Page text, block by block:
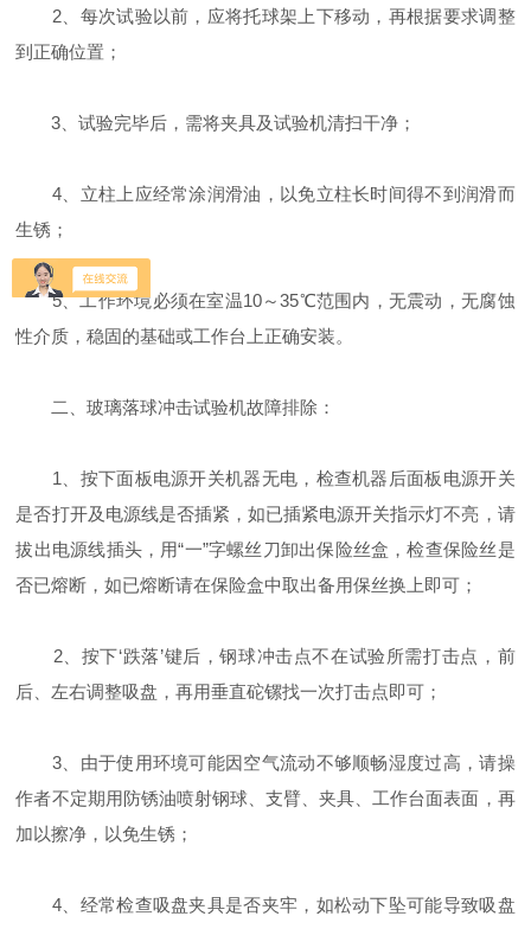
2、每次试验以前，应将托球架上下移动，再根据要求调整
到正确位置；
3、试验完毕后，需将夹具及试验机清扫干净；
4、立柱上应经常涂润滑油，以免立柱长时间得不到润滑而
生锈；
5、工作环境必须在室温10～35℃范围内，无震动，无腐蚀
性介质，稳固的基础或工作台上正确安装。
二、玻璃落球冲击试验机故障排除：
1、按下面板电源开关机器无电，检查机器后面板电源开关
是否打开及电源线是否插紧，如已插紧电源开关指示灯不亮，请
拔出电源线插头，用“一”字螺丝刀卸出保险丝盒，检查保险丝是
否已熔断，如已熔断请在保险盒中取出备用保丝换上即可；
2、按下‘跌落’键后，钢球冲击点不在试验所需打击点，前
后、左右调整吸盘，再用垂直砣镙找一次打击点即可；
3、由于使用环境可能因空气流动不够顺畅湿度过高，请操
作者不定期用防锈油喷射钢球、支臂、夹具、工作台面表面，再
加以擦净，以免生锈；
4、经常检查吸盘夹具是否夹牢，如松动下坠可能导致吸盘